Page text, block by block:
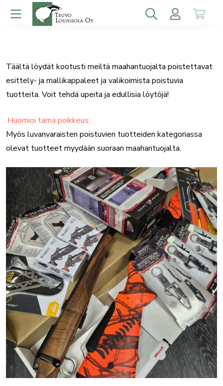
Täältä löydät kootusti meiltä maahantuojalta poistettavat
esittely- ja mallikappaleet ja valikoimista poistuvia
tuotteita. Voit tehdä upeita ja edullisia löytöjä!
Huomioi tämä poikkeus:
Myös luvanvaraisten poistuvien tuotteiden kategoriassa
olevat tuotteet myydään suoraan maahantuojalta.